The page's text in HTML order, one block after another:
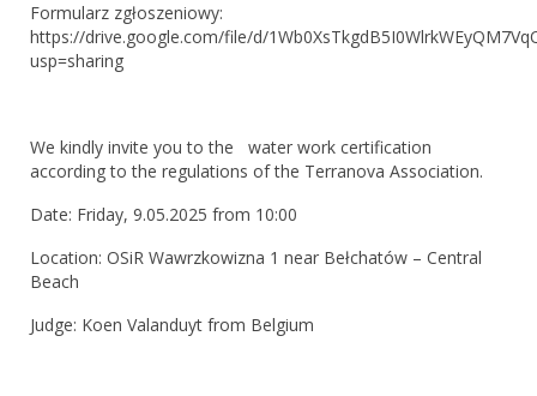
Wychowanie
Zdrowie
Sekcje Stowarzyszenia Terranova
Sekcja pomocy
Sekcja Pomocy
Formularz zgłoszeniowy:
https://drive.google.com/file/d/
usp=sharing
We kindly invite you to the water work certification
according to the regulations of the Terranova Association.
Date: Friday, 9.05.2025 from 10:00
Location: OSiR Wawrzkowizna 1 near Bełchatów – Central
Beach
Judge: Koen Valanduyt from Belgium